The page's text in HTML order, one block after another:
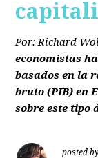
Por: Richard
economistas
basados en la
bruto(PIB)en
sobre este tipo
posted by